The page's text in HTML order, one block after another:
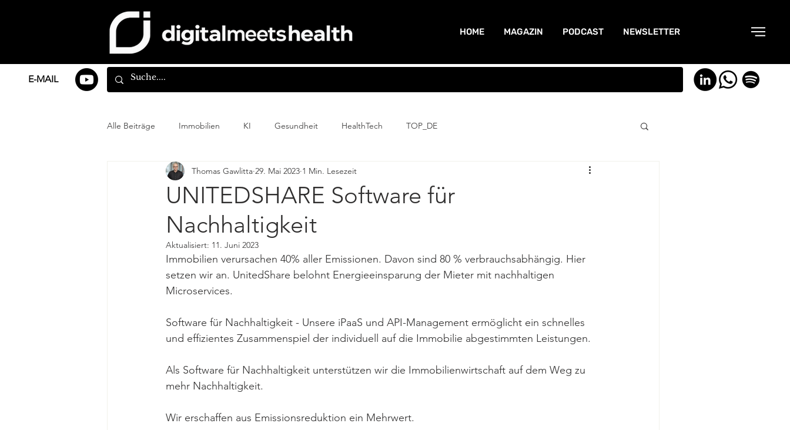
E-MAIL
HOME MAGAZIN PODCAST NEWSLETTER
Alle Beiträge Immobilien KI Gesundheit HealthTech TOP_DE
UNITEDSHARE Software für
Nachhaltigkeit
Thomas Gawlitta 29. Mai 2023 1 Min. Lesezeit
Aktualisiert: 11. Juni 2023
Immobilien verursachen 40% aller Emissionen. Davon sind 80 % verbrauchsabhängig. Hier
setzen wir an. UnitedShare belohnt Energieeinsparung der Mieter mit nachhaltigen
Microservices.
Software für Nachhaltigkeit - Unsere iPaaS und API-Management ermöglicht ein schnelles
und effizientes Zusammenspiel der individuell auf die Immobilie abgestimmten Leistungen.
Als Software für Nachhaltigkeit unterstützen wir die Immobilienwirtschaft auf dem Weg zu
mehr Nachhaltigkeit.
Wir erschaffen aus Emissionsreduktion ein Mehrwert.